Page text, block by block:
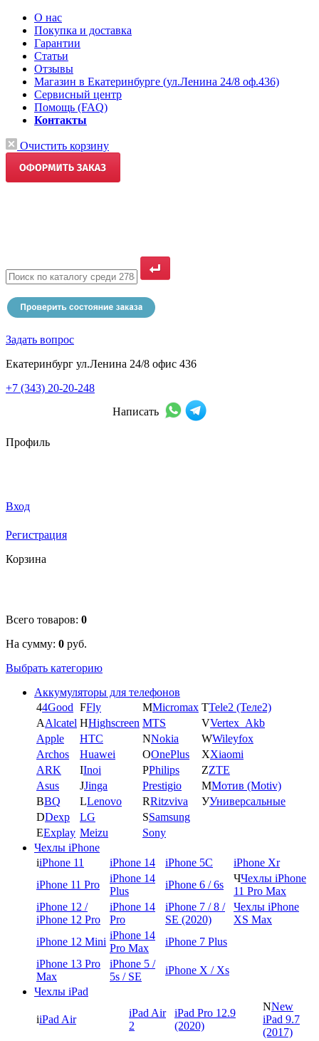
О нас
Покупка и доставка
Гарантии
Статьи
Отзывы
Магазин в Екатеринбурге (ул.Ленина 24/8 оф.436)
Сервисный центр
Помощь (FAQ)
Контакты
Очистить корзину
Задать вопрос
Екатеринбург ул.Ленина 24/8 офис 436
+7 (343) 20-20-248
Написать
Профиль
Вход
Регистрация
Корзина
Всего товаров: 0
На сумму: 0 руб.
Выбрать категорию
Аккумуляторы для телефонов
44Good FFly MMicromax TTele2 (Теле2)
AAlcatel HHighscreen MTS VVertex_Akb
Apple
HTC NNokia WWileyfox
Archos
Huawei OOnePlus XXiaomi
ARK
IInoi PPhilips ZZTE
Asus
JJinga Prestigio ММотив (Motiv)
BBQ LLenovo RRitzviva УУниверсальные
DDexp LG SSamsung
EExplay Meizu
Sony
Чехлы iPhone
iiPhone 11 iPhone 14 iPhone 5C
iPhone Xr
iPhone 11 Pro
iPhone 14
Plus
iPhone 6 / 6s
ЧЧехлы iPhone
11 Pro Max
iPhone 12 /
iPhone 12 Pro
iPhone 14
Pro
iPhone 7 / 8 /
SE (2020)
Чехлы iPhone
XS Max
iPhone 12 Mini
iPhone 14
Pro Max
iPhone 7 Plus
iPhone 13 Pro
Max
iPhone 5 /
5s / SE
iPhone X / Xs
Чехлы iPad
iiPad Air
iPad Air
2
iPad Pro 12.9
(2020)
NNew
iPad 9.7
(2017)